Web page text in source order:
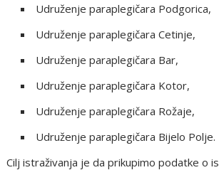
Udruženje paraplegičara Podgorica,
Udruženje paraplegičara Cetinje,
Udruženje paraplegičara Bar,
Udruženje paraplegičara Kotor,
Udruženje paraplegičara Rožaje,
Udruženje paraplegičara Bijelo Polje.
Cilj istraživanja je da prikupimo podatke o